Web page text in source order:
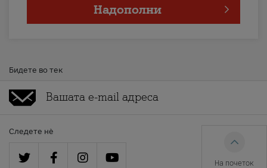
Надополни
Бидете во тек
Следете нè
На почеток